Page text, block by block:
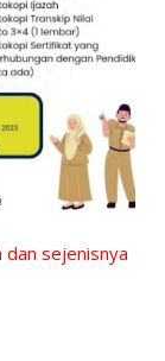
sejenisnya